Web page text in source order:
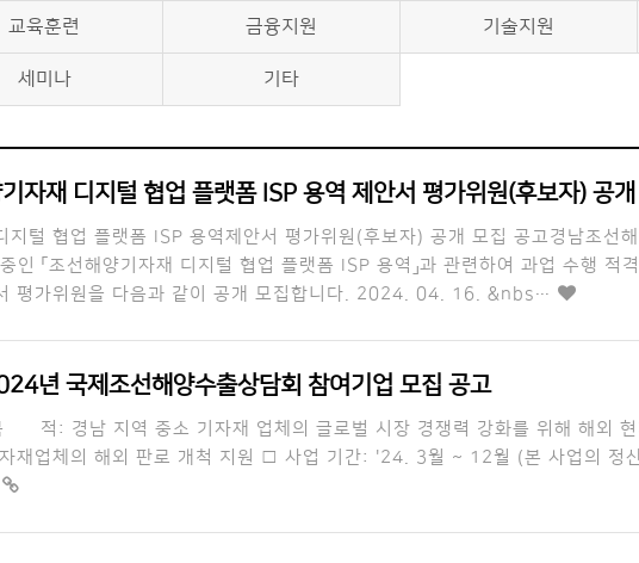
교육훈련 금융지원 기술지원
세미나 기타
자재 디지털 협업 플랫폼 ISP 용역 제안서 평가위원(후보자) 공
지털 협업 플랫폼 ISP 용역제안서 평가위원(후보자) 공개 모집 공고경남조선
인 「조선해양기자재 디지털 협업 플랫폼 ISP 용역」과 관련하여 과업 수행 적
평가위원을 다음과 같이 공개 모집합니다. 2024. 04. 16. &nbs…
년 국제조선해양수출상담회 참여기업 모집 공고
적: 경남 지역 중소 기자재 업체의 글로벌 시장 경쟁력 강화를 위해 해외
재업체의 해외 판로 개척 지원 □ 사업 기간: '24. 3월 ~ 12월 (본 사업의 정